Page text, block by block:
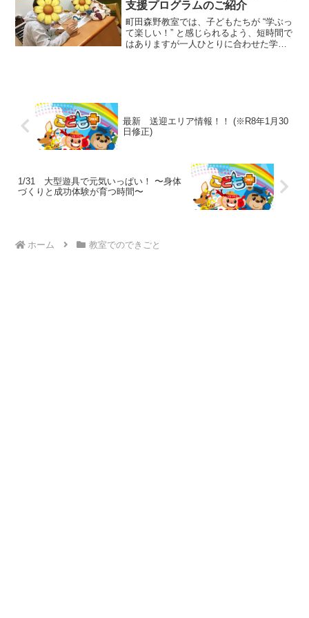
支援プログラムのご紹介
町田森野教室では、子どもたちが “学ぶっ
て楽しい！” と感じられるよう、短時間で
はありますが一人ひとりに合わせた学習
最新 送迎エリア情報！！ (※R8年1月30
日修正)
1/31 大型遊具で元気いっぱい！ 〜身体
づくりと成功体験が育つ時間〜
ホーム 教室でのできごと